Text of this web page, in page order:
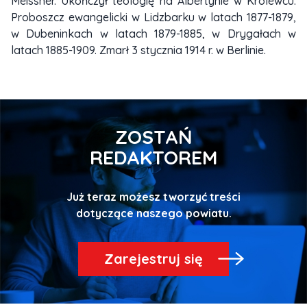
Proboszcz ewangelicki w Lidzbarku w latach 1877-1879,
w Dubeninkach w latach 1879-1885, w Drygałach w
latach 1885-1909. Zmarł 3 stycznia 1914 r. w Berlinie.
ZOSTAŃ
REDAKTOREM
Już teraz możesz tworzyć treści
dotyczące naszego powiatu.
Zarejestruj się